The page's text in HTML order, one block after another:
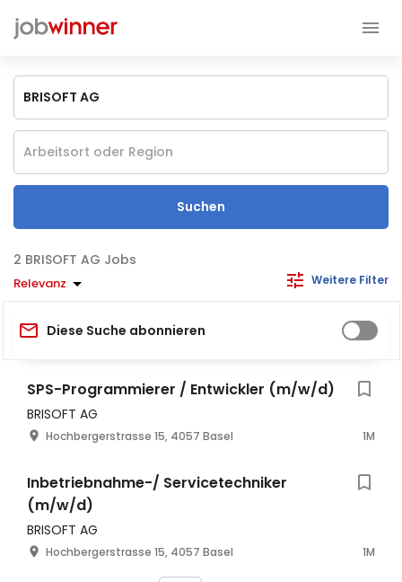
Suchen
BRISOFT AG Jobs
Relevanz Weitere Filter
Diese Suche abonnieren
SPS-Programmierer / Entwickler (m/w/d)
BRISOFT AG
Hochbergerstrasse 15, 4057 Basel 1M
Inbetriebnahme-/ Servicetechniker
(m/w/d)
BRISOFT AG
Hochbergerstrasse 15, 4057 Basel 1M